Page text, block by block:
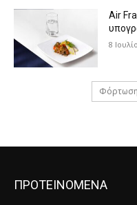
Air
8
ΠΡΟΤΕΙΝΟΜΕΝΑ